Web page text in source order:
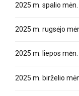
2025 m. spalio mėn.
2025 m. rugsėjo
2025 m. liepos mėn.
2025 m. birželio